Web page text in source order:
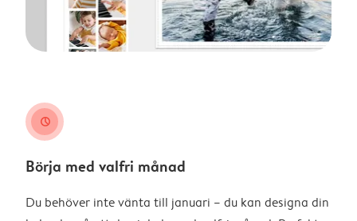
clock
Börja med valfri månad
Du behöver inte vänta till januari – du kan designa din